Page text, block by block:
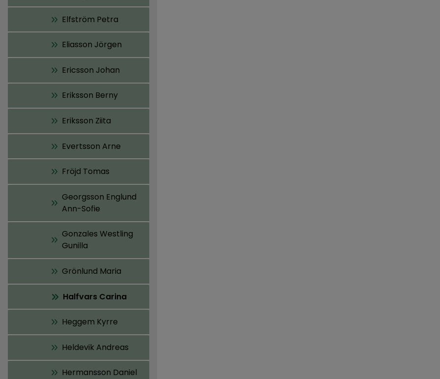
Elfström Petra
Eliasson Jörgen
Ericsson Johan
Eriksson Berny
Eriksson Ziita
Evertsson Arne
Fröjd Tomas
Georgsson Englund
Ann-Sofie
Gonzales Westling
Gunilla
Grönlund Maria
Halfvars Carina
Heggem Kyrre
Heldevik Andreas
Hermansson Daniel